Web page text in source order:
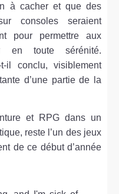
à cacher et que des
consoles seraient
pour permettre aux
en toute sérénité.
il conclu, visiblement
d’une partie de la
et RPG dans un
reste l’un des jeux
de ce début d’année